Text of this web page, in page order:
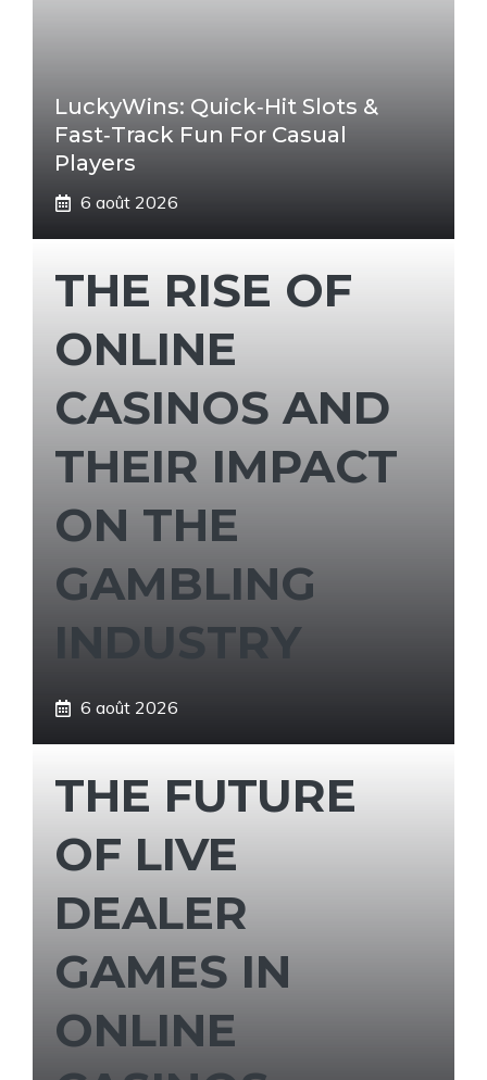
LuckyWins: Quick‑Hit Slots &
Fast‑Track Fun For Casual
Players
6 août 2026
THE RISE OF
ONLINE
CASINOS AND
THEIR IMPACT
ON THE
GAMBLING
INDUSTRY
6 août 2026
THE FUTURE
OF LIVE
DEALER
GAMES IN
ONLINE